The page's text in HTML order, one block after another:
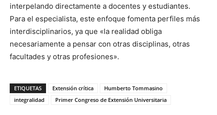
interpelando directamente a docentes y estudiantes.
Para el especialista, este enfoque fomenta perfiles más
interdisciplinarios, ya que «la realidad obliga
necesariamente a pensar con otras disciplinas, otras
facultades y otras profesiones».
ETIQUETAS Extensión crítica
Humberto Tommasino
integralidad
Primer Congreso de Extensión Universitaria